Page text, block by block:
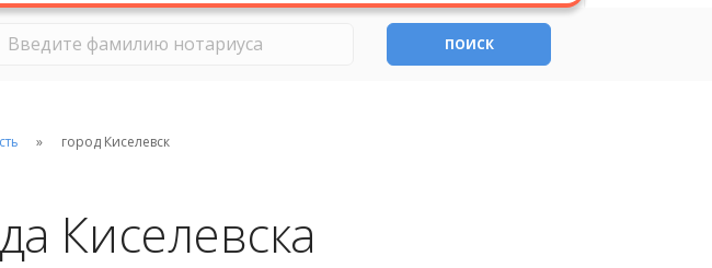
ПОИСК
город Киселевск
Киселевска